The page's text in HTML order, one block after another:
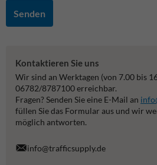
Senden
Kontaktieren Sie uns
Wir sind an Werktagen (von 7.00 bis
06782/8787100 erreichbar.
Fragen? Senden Sie eine E-Mail an
füllen Sie das Formular aus und wir
möglich antworten.
info@trafficsupply.de